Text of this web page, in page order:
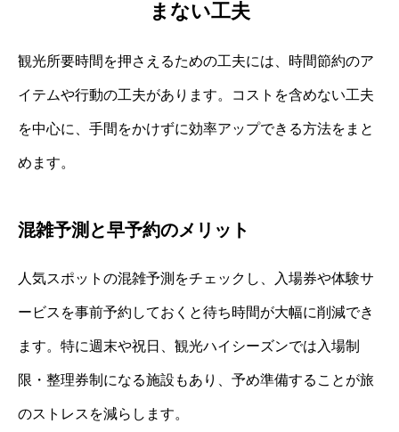
まない工夫
観光所要時間を押さえるための工夫には、時間節約のア
イテムや行動の工夫があります。コストを含めない工夫
を中心に、手間をかけずに効率アップできる方法をまと
めます。
混雑予測と早予約のメリット
人気スポットの混雑予測をチェックし、入場券や体験サ
ービスを事前予約しておくと待ち時間が大幅に削減でき
ます。特に週末や祝日、観光ハイシーズンでは入場制
限・整理券制になる施設もあり、予め準備することが旅
のストレスを減らします。